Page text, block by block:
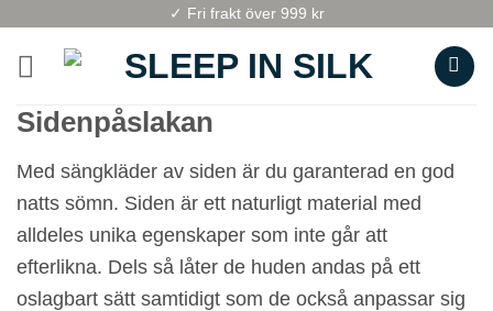
content
✓ Fri frakt över 999 kr
Sidenpåslakan
Med sängkläder av siden är du garanterad en god
natts sömn. Siden är ett naturligt material med
alldeles unika egenskaper som inte går att
efterlikna. Dels så låter de huden andas på ett
oslagbart sätt samtidigt som de också anpassar sig